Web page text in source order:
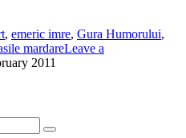
, emeric imre, Gura Humorului,
mardareLeave a
2011